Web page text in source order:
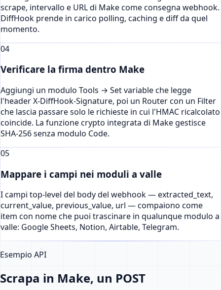
scrape, intervallo e URL di Make come consegna webhook.
DiffHook prende in carico polling, caching e diff da quel
momento.
04
Verificare la firma dentro Make
Aggiungi un modulo Tools → Set variable che legge
l'header X-DiffHook-Signature, poi un Router con un Filter
che lascia passare solo le richieste in cui l'HMAC ricalcolato
coincide. La funzione crypto integrata di Make gestisce
SHA-256 senza modulo Code.
05
Mappare i campi nei moduli a valle
I campi top-level del body del webhook — extracted_text,
current_value, previous_value, url — compaiono come
item con nome che puoi trascinare in qualunque modulo a
valle: Google Sheets, Notion, Airtable, Telegram.
Esempio API
Scrapa in Make, un POST